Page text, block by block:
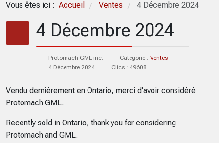
Vous êtes ici : Accueil / Ventes / 4 Décembre 2024
4 Décembre 2024
Protomach GML inc. Catégorie : Ventes
4 Décembre 2024
Clics : 49608
Vendu dernièrement en Ontario, merci d'avoir considéré
Protomach GML.
Recently sold in Ontario, thank you for considering
Protomach and GML.